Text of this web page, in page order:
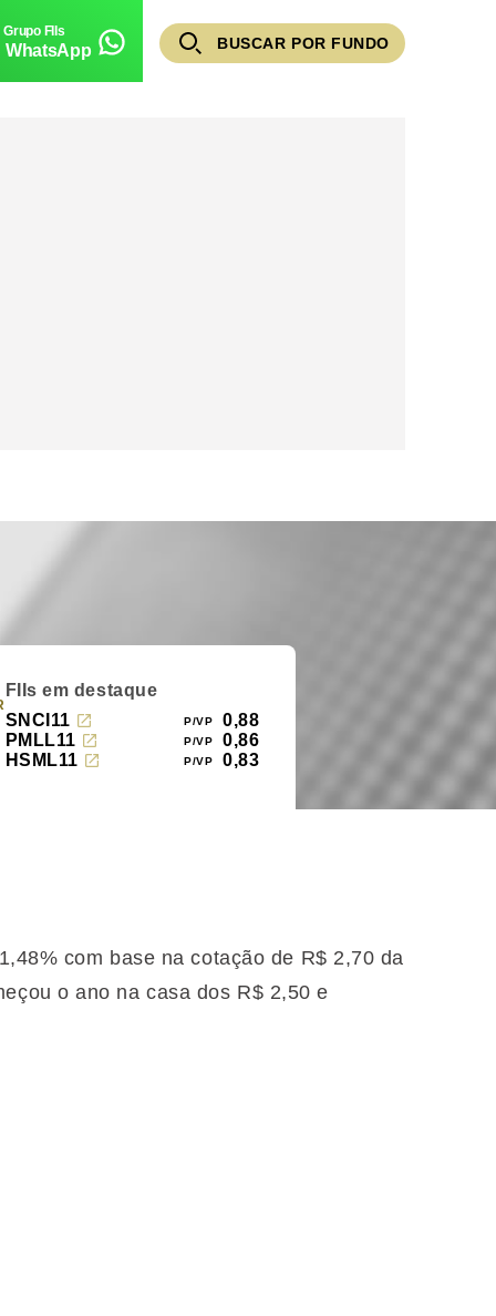
WhatsApp BUSCAR POR FUNDO
FIIs em destaque
SNCI11
0,88
PMLL11
0,86
HSML11
0,83
com base na cotação de R$ 2,70 da
o ano na casa dos R$ 2,50 e